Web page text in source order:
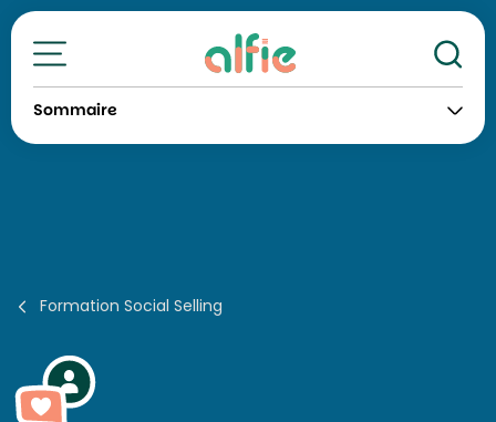
Toutes nos formations
Sommaire
Formation Social Selling